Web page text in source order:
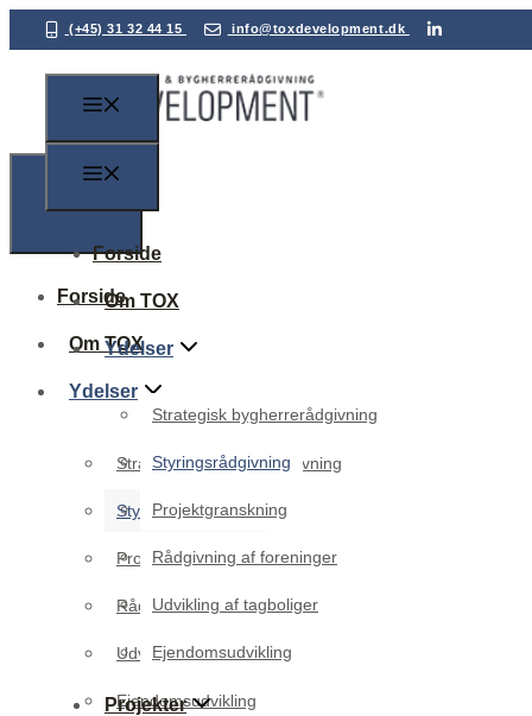
(+45) 31 32 44 15 info@toxdevelopment.dk
Forside
Om TOX
Ydelser
Strategisk bygherrerådgivning
Styringsrådgivning
Projektgranskning
Rådgivning af foreninger
Udvikling af tagboliger
Ejendomsudvikling
Projekter
Forside
Om TOX
Ydelser
Strategisk bygherrerådgivning
Styringsrådgivning
Projektgranskning
Rådgivning af foreninger
Udvikling af tagboliger
Ejendomsudvikling